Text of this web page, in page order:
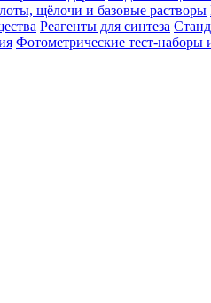
щёлочи и базовые растворы
Реагенты для синтеза
Фотометрические тест-наборы